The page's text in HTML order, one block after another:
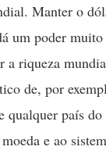
Manter o
um poder muito
a riqueza
de, por
qualquer país
e ao